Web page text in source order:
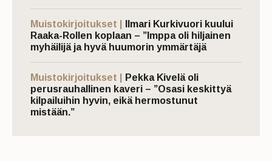
Muistokirjoitukset |
Ilmari Kurkivuori kuului
Raaka-Rollen koplaan – ”Imppa oli hiljainen
myhäilijä ja hyvä huumorin ymmärtäjä
Muistokirjoitukset |
Pekka Kivelä oli
perusrauhallinen kaveri – ”Osasi keskittyä
kilpailuihin hyvin, eikä hermostunut
mistään.”